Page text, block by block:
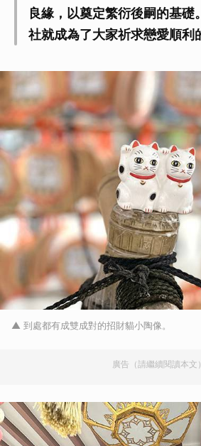
良緣，以奠定繁衍後嗣的基礎
社就成為了大家祈求戀愛順利
▲ 到處都有成雙成對的招財貓小陶像。
廣告（請繼續閱讀本文）